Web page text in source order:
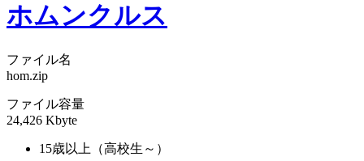
ホムンクルス
ファイル名
hom.zip
ファイル容量
24,426 Kbyte
15歳以上（高校生～）